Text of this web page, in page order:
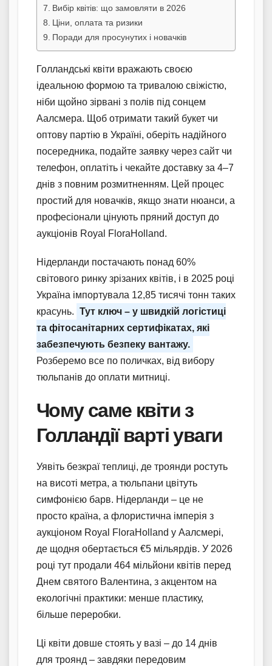
Вибір квітів: що замовляти в 2026
Ціни, оплата та ризики
Поради для просунутих і новачків
Голландські квіти вражають своєю
ідеальною формою та тривалою свіжістю,
ніби щойно зірвані з полів під сонцем
Аалсмера. Щоб отримати такий букет чи
оптову партію в Україні, оберіть надійного
посередника, подайте заявку через сайт чи
телефон, оплатіть і чекайте доставку за 4–7
днів з повним розмитненням. Цей процес
простий для новачків, якщо знати нюанси, а
професіонали цінують пряний доступ до
аукціонів Royal FloraHolland.
Нідерланди постачають понад 60%
світового ринку зрізаних квітів, і в 2025 році
Україна імпортувала 12,85 тисячі тонн таких
красунь. Тут ключ – у швидкій логістиці
та фітосанітарних сертифікатах, які
забезпечують безпеку вантажу.
Розберемо все по поличках, від вибору
тюльпанів до оплати митниці.
Чому саме квіти з
Голландії варті уваги
Уявіть безкраї теплиці, де троянди ростуть
на висоті метра, а тюльпани цвітуть
симфонією барв. Нідерланди – це не
просто країна, а флористична імперія з
аукціоном Royal FloraHolland у Аалсмері,
де щодня обертається €5 мільярдів. У 2026
році тут продали 464 мільйони квітів перед
Днем святого Валентина, з акцентом на
екологічні практики: менше пластику,
більше переробки.
Ці квіти довше стоять у вазі – до 14 днів
для троянд – завдяки передовим